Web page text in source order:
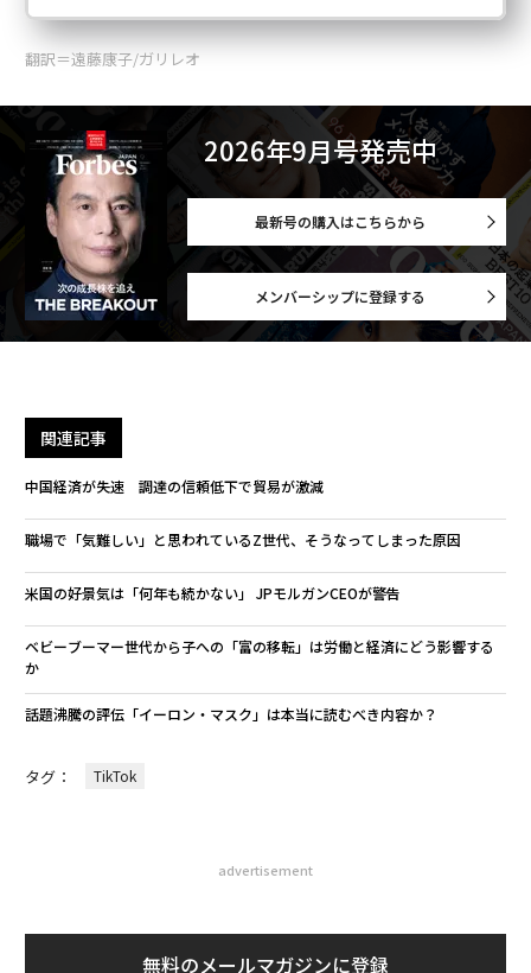
翻訳＝遠藤康子/ガリレオ
2026年9月号発売中
最新号の購入はこちらから
メンバーシップに登録する
関連記事
中国経済が失速 調達の信頼低下で貿易が激減
職場で「気難しい」と思われているZ世代、そうなってしまった原因
米国の好景気は「何年も続かない」 JPモルガンCEOが警告
ベビーブーマー世代から子への「富の移転」は労働と経済にどう影響する
か
話題沸騰の評伝「イーロン・マスク」は本当に読むべき内容か？
タグ： TikTok
advertisement
無料のメールマガジンに登録